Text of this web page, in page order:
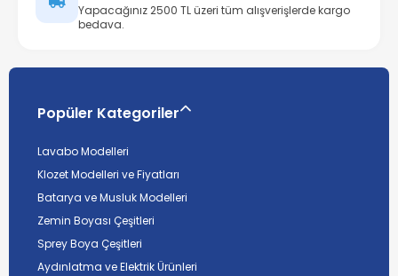
Yapacağınız 2500 TL üzeri tüm alışverişlerde kargo
bedava.
Popüler Kategoriler
Lavabo Modelleri
Klozet Modelleri ve Fiyatları
Batarya ve Musluk Modelleri
Zemin Boyası Çeşitleri
Sprey Boya Çeşitleri
Aydınlatma ve Elektrik Ürünleri